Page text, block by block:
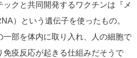
クと共同開発するワクチンは『メ
）という遺伝子を使ったもの。
一部を体内に取り入れ、人の細胞で
免疫反応が起きる仕組みだそうで